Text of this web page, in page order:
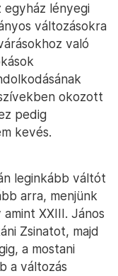
egyház lényegi
változásokra
való
okozott
pedig
kevés.
leginkább váltót
arra, menjünk
XXIII. János
Zsinatot, majd
a mostani
a változás